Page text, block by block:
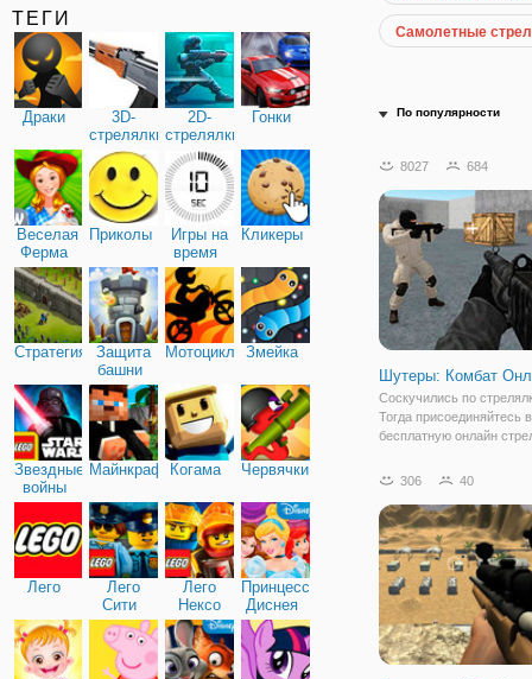
ТЕГИ
Драки
3D-
стрелялки
2D-
стрелялки
Гонки
Веселая
Ферма
Приколы
Игры на
время
Кликеры
Стратегия
Защита
башни
МотоциклыЗмейка
Звездные
войны
МайнкрафтКогама Червячки
Лего
Лего
Сити
Лего
Нексо
Найтс
Принцессы
Диснея
Самолетные
По популярности
8027 684
Шутеры: Комбат
Соскучились по
Тогда присоединяйтесь в
бесплатную онлайн
Онлайн". Это
намечается серьезная
перестрелка. Вы будете
306 40